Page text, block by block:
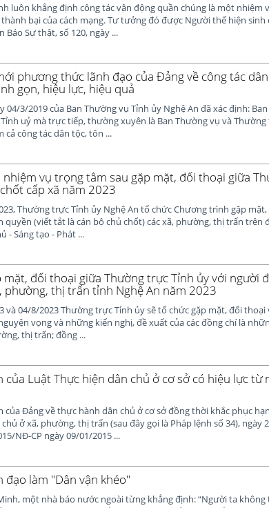
luôn khẳng định công tác vận động quần chúng là một nhiệm
bại của cách mạng. Tư tưởng đó được Người thể hiện
Báo Sự thật, số 120, ngày ...
phương thức lãnh đạo của Đảng về công tác
gọn, hiệu lực, hiệu quả
04/3/2019 của Ban Thường vụ Tỉnh ủy Nghệ An đã xác định:
uỷ mà trực tiếp, thường xuyên là Ban Thường vụ và
cả công tác dân tộc, tôn ...
vụ trọng tâm sau gặp mặt, đối thoại giữa
cấp xã năm 2023
Thường trực Tỉnh ủy Nghệ An tổ chức Chương trình gặp
quyền (viết tắt là cán bộ chủ chốt) các xã, phường, thị trấn trên
- Sáng tạo - Phát ...
đối thoại giữa Thường trực Tỉnh ủy với người
phường, thị trấn tỉnh Nghệ An năm 2023
và 04/8/2023 Thường trực Tỉnh ủy sẽ tổ chức gặp mặt, đối thoại
vọng và những kiến nghị, đề xuất của các đồng chí là
thị trấn; đồng ...
Luật Thực hiện dân chủ ở cơ sở có hiệu lực từ
của Đảng về thực hành dân chủ ở cơ sở đồng thời khắc phục
ở xã, phường, thị trấn (sau đây gọi là Pháp lệnh số 34), ngày
NĐ-CP ngày 09/01/2015 ...
đạo làm "Dân vận khéo"
một nhà báo nước ngoài từng khẳng định: “Người ta